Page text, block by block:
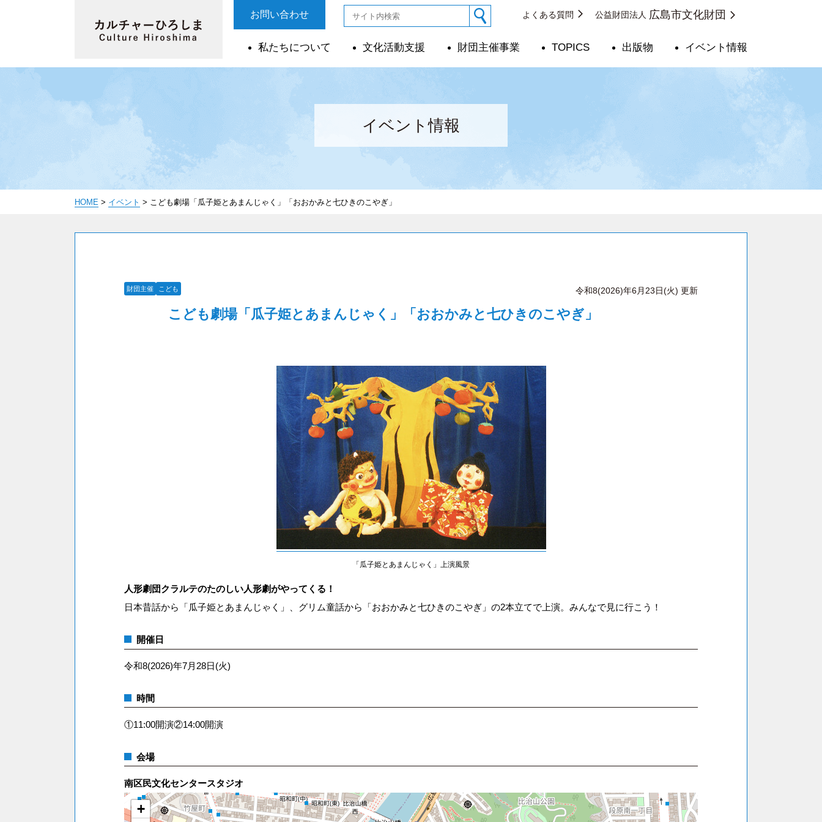
お問い合わせ よくある質問 公益財団法人 広島市文化財団
私たちについて 文化活動支援 財団主催事業 TOPICS 出版物 イベント情報
イベント情報
HOME > イベント > こども劇場「瓜子姫とあまんじゃく」「おおかみと七ひきのこやぎ」
令和8(2026)年6月23日(火) 更新
財団主催 こども
こども劇場「瓜子姫とあまんじゃく」「おおかみと七ひきのこやぎ」
「瓜子姫とあまんじゃく」上演風景
人形劇団クラルテのたのしい人形劇がやってくる！
日本昔話から「瓜子姫とあまんじゃく」、グリム童話から「おおかみと七ひきのこやぎ」の2本立てで上演。みんなで見に行こう！
開催日
令和8(2026)年7月28日(火)
時間
①11:00開演②14:00開演
会場
南区民文化センタースタジオ
+